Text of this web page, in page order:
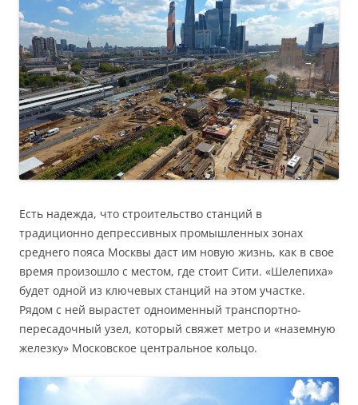
Есть надежда, что строительство станций в
традиционно депрессивных промышленных зонах
среднего пояса Москвы даст им новую жизнь, как в свое
время произошло с местом, где стоит Сити. «Шелепиха»
будет одной из ключевых станций на этом участке.
Рядом с ней вырастет одноименный транспортно-
пересадочный узел, который свяжет метро и «наземную
железку» Московское центральное кольцо.